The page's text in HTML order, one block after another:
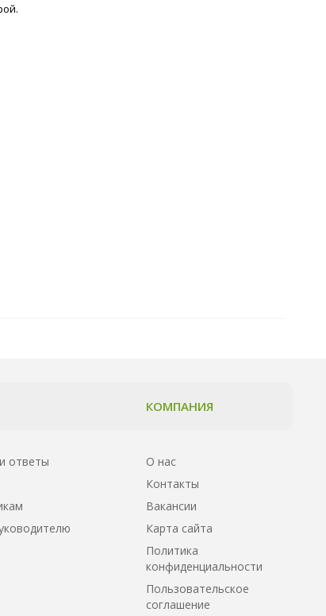
ответы
КОМПАНИЯ
О нас
Контакты
Вакансии
Карта сайта
Политика
конфиденциальности
Пользовательское
соглашение